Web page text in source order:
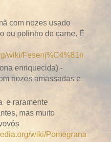
com nozes usado
ou polinho de carne. É
wiki/Fesenj%C4%81n
enriquecida) -
nozes amassadas e
e raramente
mas muito
wiki/Pomegrana